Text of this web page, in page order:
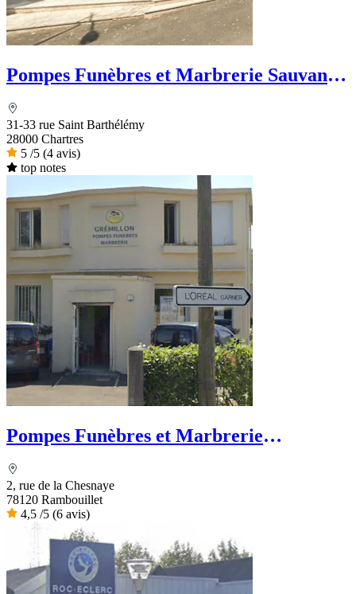
Pompes Funèbres et Marbrerie Sauvanon
31-33 rue Saint Barthélémy
28000 Chartres
5 /5 (4 avis)
top notes
Pompes Funèbres et Marbrerie
2, rue de la Chesnaye
78120 Rambouillet
4,5 /5 (6 avis)